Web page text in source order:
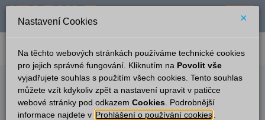
verze: 2.0.6 podpora: help-tabule@oltis.cz
English
Odjezdy
Nepomuk
11:42
Nastavení Cookies ×
Na těchto webových stránkách používáme technické cookies
pro jejich správné fungování. Kliknutím na Povolit vše
vyjadřujete souhlas s použitím všech cookies. Tento souhlas
můžete vzít kdykoliv zpět a nastavení upravit v patičce
webové stránky pod odkazem Cookies . Podrobnější
informace najdete v Prohlášení o používání cookies